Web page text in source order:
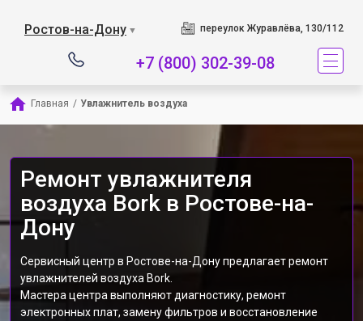
Ростов-на-Дону ▼ переулок Журавлёва, 130/112
+7 (800) 302-39-08
Главная / Увлажнитель воздуха
Ремонт увлажнителя
воздуха Bork в Ростове-на-
Дону
Сервисный центр в Ростове-на-Дону предлагает ремонт
увлажнителей воздуха Bork.
Мастера центра выполняют диагностику, ремонт
электронных плат, замену фильтров и восстановление